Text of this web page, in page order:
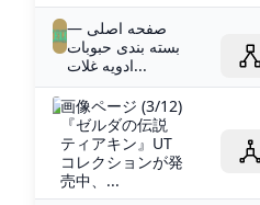
صفحه اصلی —
بسته بندی حبوبات
ادویه غلات...
画像ページ (3/12)
『ゼルダの伝説
ティアキン』UT
コレクションが発
売中、...